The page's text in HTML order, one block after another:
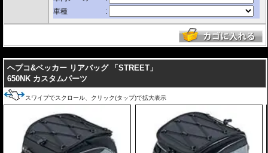
高い防水性能
ロールトップクロージャーを採用した防水インナーバッグを内蔵。激しい雨
天走行時でも荷物を水・ホコリ・汚れからしっかり保護し、高い防水性能を
高品質マテリアル採用
耐久性に優れた高品質素材を使用し、日常使用からロングツーリングまで安
心して使用可能。質感にも優れ、車体との一体感を演出。
簡単取付設計
を採用。ワンアクショ
ンで車体への取付、取り外しが行え、独自のメカニカルロックにより、強固
な固定を実現。
充実のオプション
ヘプコ&ベッカー リアバッグ 「STREET」
650NK カスタムパーツ
スワイプでスクロール、クリック(タップ)で拡大表示